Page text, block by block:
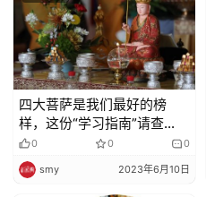
四大菩萨是我们最好的榜
样，这份“学习指南”请查
收！
0 0 0
smy 2023年6月10日